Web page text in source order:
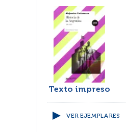
Texto impreso
VER EJEMPLARES